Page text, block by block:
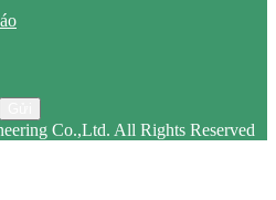
Co.,Ltd. All Rights Reserved